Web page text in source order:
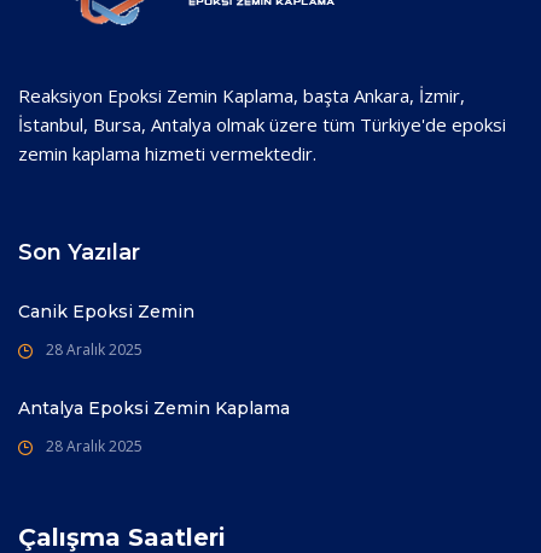
Reaksiyon Epoksi Zemin Kaplama, başta Ankara, İzmir,
İstanbul, Bursa, Antalya olmak üzere tüm Türkiye'de epoksi
zemin kaplama hizmeti vermektedir.
Son Yazılar
Canik Epoksi Zemin
28 Aralık 2025
Antalya Epoksi Zemin Kaplama
28 Aralık 2025
Çalışma Saatleri